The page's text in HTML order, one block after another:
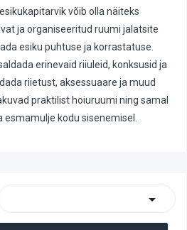
võib olla näiteks
ja organiseeritud ruumi jalatsite
esiku puhtuse ja korrastatuse.
erinevaid riiuleid, konksusid ja
riietust, aksessuaare ja muud
praktilist hoiuruumi ning samal
kodu sisenemisel.
